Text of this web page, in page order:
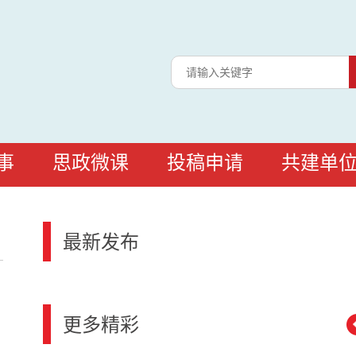
思政微课 投稿申请 共建单
最新发布
更多精彩